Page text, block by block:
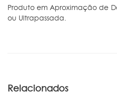
Produto em Aproximação de
ou Ultrapassada.
Relacionados